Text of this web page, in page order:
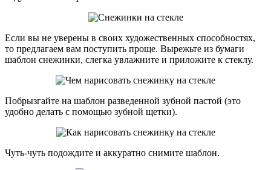
Если вы не уверены в своих художественных способностях,
то предлагаем вам поступить проще. Вырежьте из бумаги
шаблон снежинки, слегка увлажните и приложите к стеклу.
Побрызгайте на шаблон разведенной зубной пастой (это
удобно делать с помощью зубной щетки).
Чуть-чуть подождите и аккуратно снимите шаблон.